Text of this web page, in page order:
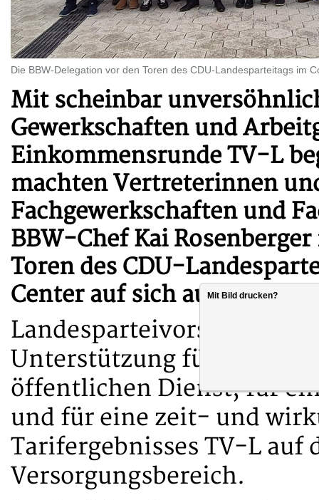
Die BBW-Delegation vor den Toren des CDU-Landesparteitags im
Mit scheinbar
Gewerkschaften und
Einkommensrunde TV-L
machten Vertreterinnen
Fachgewerkschaften und
BBW-Chef Kai
Toren des CDU-
Center auf sich
Landesparteivorsitzenden
Unterstützung für
öffentlichen Dienst, für
und für eine zeit- und
Tarifergebnisses TV-L auf
Versorgungsbereich.
Mit Bild drucken?